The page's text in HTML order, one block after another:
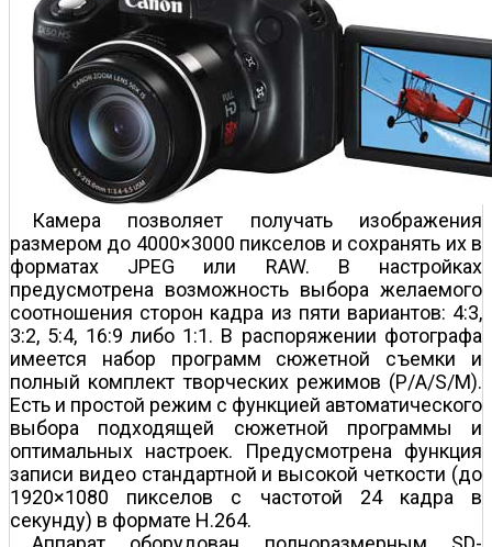
Камера позволяет получать изображения
размером до 4000×3000 пикселов и сохранять их в
форматах JPEG или RAW. В настройках
предусмотрена возможность выбора желаемого
соотношения сторон кадра из пяти вариантов: 4:3,
3:2, 5:4, 16:9 либо 1:1. В распоряжении фотографа
имеется набор программ сюжетной съемки и
полный комплект творческих режимов (P/A/S/M).
Есть и простой режим с функцией автоматического
выбора подходящей сюжетной программы и
оптимальных настроек. Предусмотрена функция
записи видео стандартной и высокой четкости (до
1920×1080 пикселов с частотой 24 кадра в
секунду) в формате H.264.